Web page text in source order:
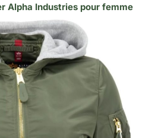
Alpha Industries pour femme